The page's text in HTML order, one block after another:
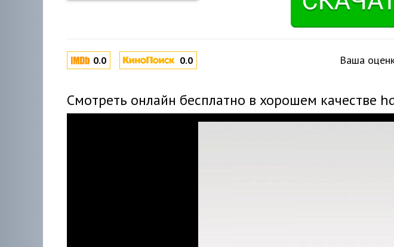
0.0 0.0 Ваша
Смотреть онлайн бесплатно в хорошем качестве